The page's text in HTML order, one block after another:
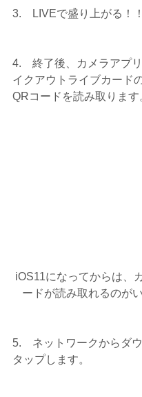
3.　LIVEで盛り上がる！！
4.　終了後、カメラアプ
イクアウトライブカード
QRコードを読み取ります
iOS11になってからは、
ードが読み取れるのが
5.　ネットワークからダ
タップします。